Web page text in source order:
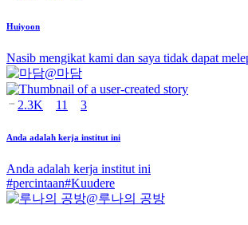
Huiyoon
Nasib mengikat kami dan saya tidak dapat
@마담
2.3K 11 3
Anda adalah kerja institut ini
Anda adalah kerja institut ini
#percintaan#Kuudere
@루나의 공방